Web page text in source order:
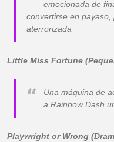
emocionada de
convertirse en payaso,
aterrorizada
Little Miss Fortune
Una máquina de
a Rainbow Dash
Playwright or Wrong